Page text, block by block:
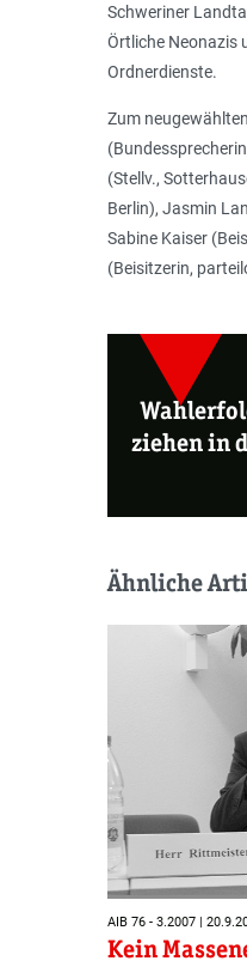
Schweriner
Örtliche Neonazis
Ordnerdienste.
Zum
(Stellv.,
Berlin), Jasmin
Sabine Kaiser
(Beisitzerin,
ziehen in
Ähnliche
AIB 76 - 3.2007 |
Kein